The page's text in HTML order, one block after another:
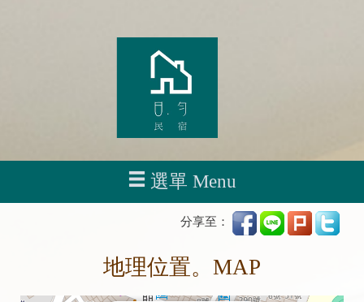
選單 Menu
分享至：
地理位置。MAP